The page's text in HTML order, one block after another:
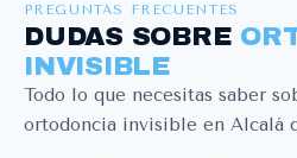
PREGUNTAS FRECUENTES
DUDAS SOBRE
INVISIBLE
Todo lo que necesitas saber
ortodoncia invisible en Alcalá